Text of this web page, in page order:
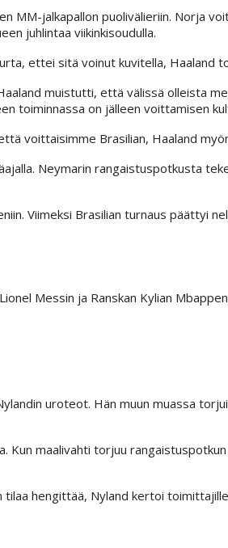
jalkapallon puolivälieriin. Norja
juhlintaa viikinkisoudulla.
ettei sitä voinut kuvitella, Haaland
muistutti, että välissä olleista
toiminnassa on jälleen voittamisen
voittaisimme Brasilian, Haaland
Neymarin rangaistuspotkusta
Viimeksi Brasilian turnaus päättyi
Messin ja Ranskan Kylian
uroteot. Hän muun muassa
maalivahti torjuu
tilaa hengittää, Nyland kertoi